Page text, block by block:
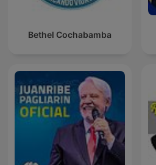
Bethel Cochabamba